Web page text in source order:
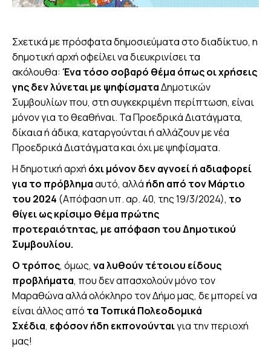
Σχετικά με πρόσφατα δημοσιεύματα στο διαδίκτυο, η
δημοτική αρχή οφείλει να διευκρινίσει τα
ακόλουθα: Ένα τόσο σοβαρό θέμα όπως οι χρήσεις
γης δεν λύνεται με ψηφίσματαΔημοτικών
Συμβουλίων που, στη συγκεκριμένη περίπτωση, είναι
μόνον για το θεαθήναι. Τα Προεδρικά Διατάγματα,
δίκαια ή άδικα, καταργούνται ή αλλάζουν με νέα
Προεδρικά Διατάγματα και όχι με ψηφίσματα.
Η δημοτική αρχή όχι μόνον δεν αγνοεί ή αδιαφορεί
για το πρόβλημααυτό, αλλά ήδη από τον Μάρτιο
του 2024 (Απόφαση υπ. αρ. 40, της 19/3/2024), το
θίγει ως κρίσιμο θέμα πρώτης
προτεραιότητας, με απόφαση του Δημοτικού
Συμβουλίου.
Ο τρόπος, όμως, να λυθούν τέτοιου είδους
προβλήματα, που δεν απασχολούν μόνο τον
Μαραθώνα αλλά ολόκληρο τον Δήμο μας, δε μπορεί να
είναι άλλος από τα Τοπικά Πολεοδομικά
Σχέδια, εφόσον ήδη εκπονούνταιγια την περιοχή
μας!